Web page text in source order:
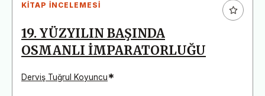
KITAP İNCELEMESI
19. YÜZYILIN BAŞINDA
OSMANLI İMPARATORLUĞU
Derviş Tuğrul Koyuncu*